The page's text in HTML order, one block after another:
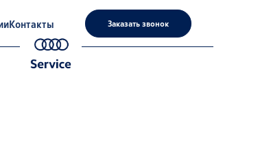
Контакты Заказать звонок